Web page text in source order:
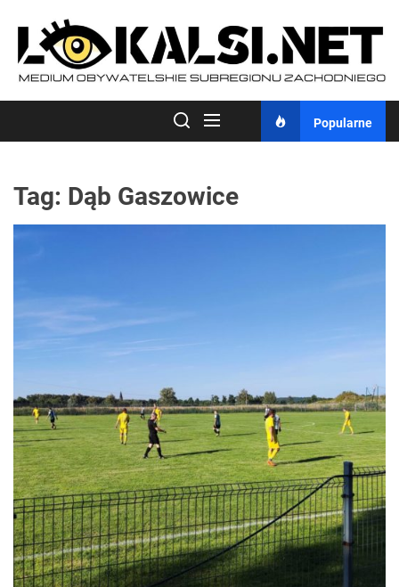
content
Popularne
Tag: Dąb Gaszowice